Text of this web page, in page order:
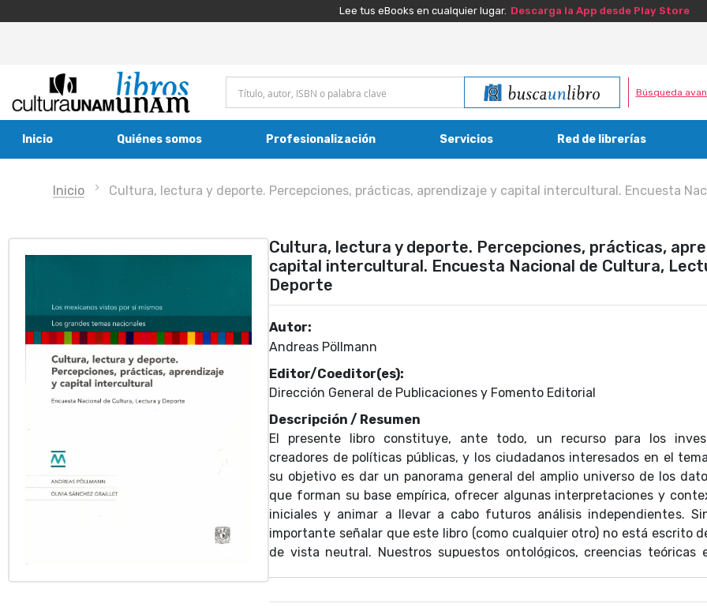
Lee tus eBooks en cualquier lugar. Descarga la App desde Play Store
Búsqueda
Inicio Quiénes somos Profesionalización Servicios Red de librerías
Inicio Cultura, lectura y deporte. Percepciones, prácticas, aprendizaje y capital intercultural. Encuesta
Cultura, lectura y deporte. Percepciones, prácticas,
capital intercultural. Encuesta Nacional de Cultura,
Deporte
Autor:
Andreas Pöllmann
Editor/Coeditor(es):
Dirección General de Publicaciones y Fomento Editorial
Descripción / Resumen
El presente libro constituye, ante todo, un recurso para los
creadores de políticas públicas, y los ciudadanos interesados en el
su objetivo es dar un panorama general del amplio universo de los
que forman su base empírica, ofrecer algunas interpretaciones y
iniciales y animar a llevar a cabo futuros análisis independientes.
importante señalar que este libro (como cualquier otro) no está escrito
de vista neutral. Nuestros supuestos ontológicos, creencias teóricas